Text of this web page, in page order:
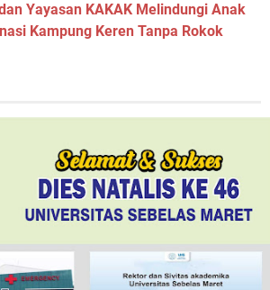
Yayasan KAKAK Melindungi Anak
Kampung Keren Tanpa Rokok